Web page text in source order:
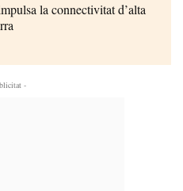
la connectivitat d’alta
-